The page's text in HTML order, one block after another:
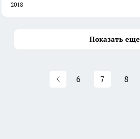
2018
Показать еще
6 7 8